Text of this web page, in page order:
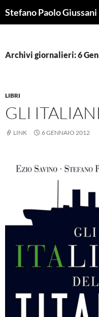
alStefano Paolo Giussani
Archivi giornalieri: 6
LIBRI
GLI
LINK 6 GENNAIO 2012